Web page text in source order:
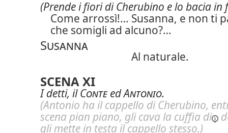
(Prende i fiori di Cherubino e lo bacia in
Come arrossì!… Susanna, e non ti
che somigli ad alcuno?…
Susanna
Al naturale.
SCENA XI
I detti, ilConteedAntonio.
(Antonio ha il cappello di Cherubino,
scena pian piano, gli cava la cuffia di
gli mette in testa il cappello stesso.)